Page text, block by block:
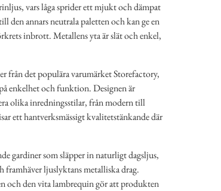
vars låga sprider ett mjukt och dämpat
den annars neutrala paletten och kan ge en
inbrott. Metallens yta är slät och enkel,
från det populära varumärket Storefactory,
enkelhet och funktion. Designen är
olika inredningsstilar, från modern till
ett hantverksmässigt kvalitetstänkande där
gardiner som släpper in naturligt dagsljus,
framhäver ljuslyktans metalliska drag.
och den vita lambrequin gör att produkten